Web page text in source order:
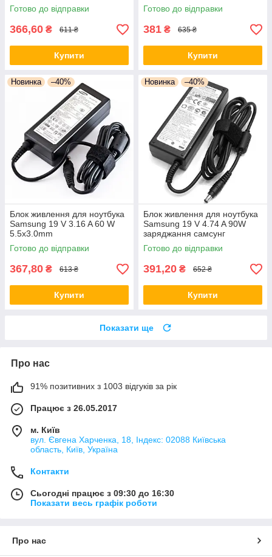
Готово до відправки
366,60 ₴ 611 ₴
Купити
Готово до відправки
381 ₴ 635 ₴
Купити
Новинка –40%
Блок живлення для ноутбука
Samsung 19 V 3.16 A 60 W
5.5x3.0mm
Готово до відправки
367,80 ₴ 613 ₴
Купити
Новинка –40%
Блок живлення для ноутбука
Samsung 19 V 4.74 A 90W
заряджання самсунг
Готово до відправки
391,20 ₴ 652 ₴
Купити
Показати ще
Про нас
91% позитивних з 1003 відгуків за рік
Працює з 26.05.2017
м. Київ
вул. Євгена Харченка, 18, Індекс: 02088 Київська
область, Київ, Україна
Контакти
Сьогодні працює з 09:30 до 16:30
Показати весь графік роботи
Про нас